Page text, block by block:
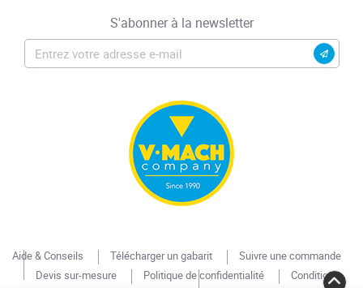
S'abonner à la newsletter
Aide & Conseils Télécharger un gabarit
Suivre une commande
Devis sur-mesure
Politique de confidentialité
Conditions